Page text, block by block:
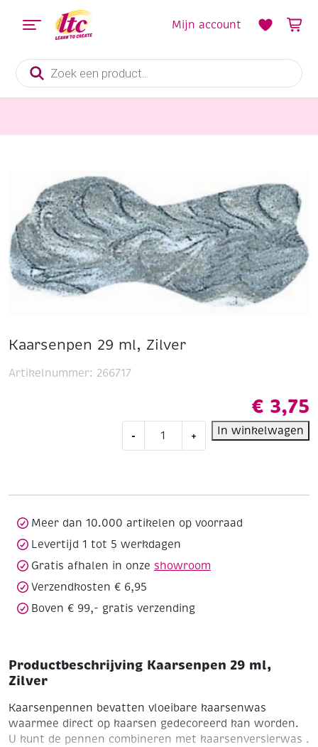
Producten
zoeken
Mijn account
Kaarsenpen 29 ml, Zilver
€ 3,75
- + In winkelwagen
Artikelnummer: 266717
Meer dan 10.000 artikelen op voorraad
Levertijd 1 tot 5 werkdagen
Gratis afhalen in onze showroom
Verzendkosten € 6,95
Boven € 99,- gratis verzending
Productbeschrijving Kaarsenpen 29 ml,
Zilver
Kaarsenpennen bevatten vloeibare kaarsenwas
waarmee direct op kaarsen gedecoreerd kan worden.
U kunt de pennen combineren met kaarsenversierwas .